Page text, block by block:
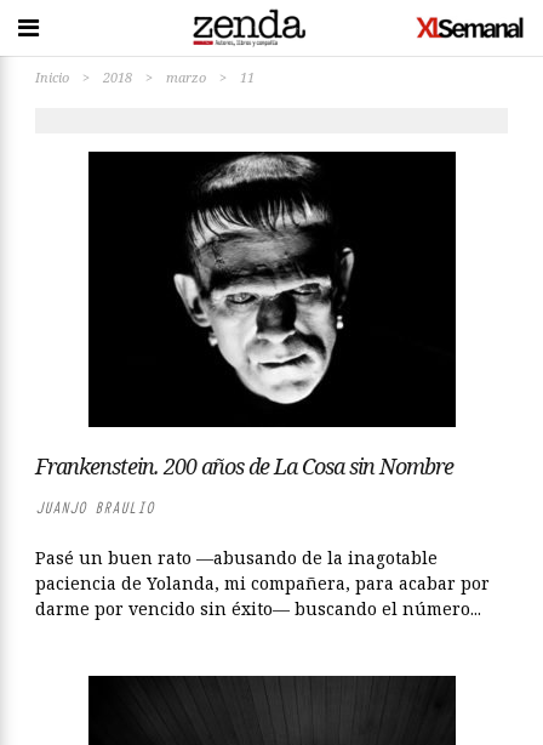
Inicio > 2018 > marzo > 11
Frankenstein. 200 años de La Cosa sin Nombre
JUANJO BRAULIO
Pasé un buen rato —abusando de la inagotable
paciencia de Yolanda, mi compañera, para acabar por
darme por vencido sin éxito— buscando el número...